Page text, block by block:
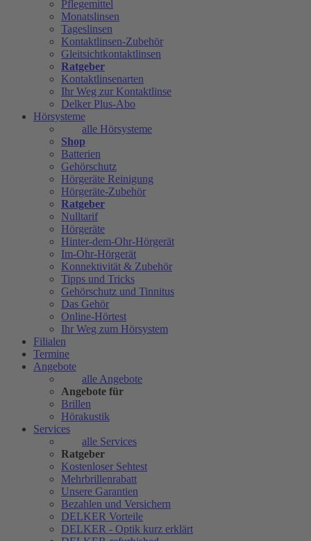
Pflegemittel
Monatslinsen
Tageslinsen
Kontaktlinsen-Zubehör
Gleitsichtkontaktlinsen
Ratgeber
Kontaktlinsenarten
Ihr Weg zur Kontaktlinse
Delker Plus-Abo
Hörsysteme
alle Hörsysteme
Shop
Batterien
Gehörschutz
Hörgeräte Reinigung
Hörgeräte-Zubehör
Ratgeber
Nulltarif
Hörgeräte
Hinter-dem-Ohr-Hörgerät
Im-Ohr-Hörgerät
Konnektivität & Zubehör
Tipps und Tricks
Gehörschutz und Tinnitus
Das Gehör
Online-Hörtest
Ihr Weg zum Hörsystem
Filialen
Termine
Angebote
alle Angebote
Angebote für
Brillen
Hörakustik
Services
alle Services
Ratgeber
Kostenloser Sehtest
Mehrbrillenrabatt
Unsere Garantien
Bezahlen und Versichern
DELKER Vorteile
DELKER - Optik kurz erklärt